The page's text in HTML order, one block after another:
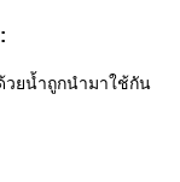
วยน้ำถูกนำมาใช้กัน